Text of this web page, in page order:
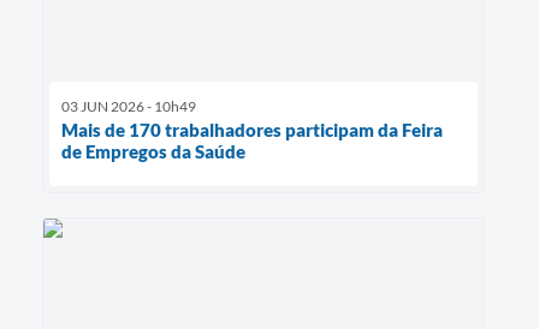
03 JUN 2026 - 10h49
Mais de 170 trabalhadores participam da Feira
de Empregos da Saúde